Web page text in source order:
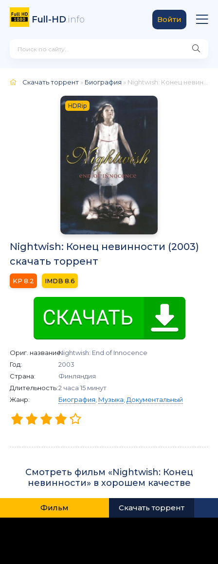
Full-HD.info Войти
Скачать торрент » Биография » Nightwish: Конец невинности
HDRip
Nightwish: Конец невинности (2003)
скачать торрент
8.2 8.6
Ориг. название:Nightwish: End of Innocence
Год:
2003
Страна:
Финляндия
Длительность:2 часа 15 минут
Жанр:
Биография, Музыка,Документальный
Смотреть фильм «Nightwish: Конец
невинности» в хорошем качестве
Фильм Скачать торрент